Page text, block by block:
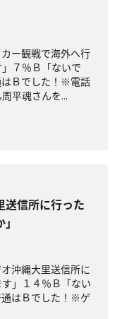
ー観戦で海外へ行
７％Ｂ「ないで
はＢでした！※電話
平魂さんを...
送信所に行った
沖縄大里送信所に
」１４％Ｂ「ない
通はＢでした！※ゲ